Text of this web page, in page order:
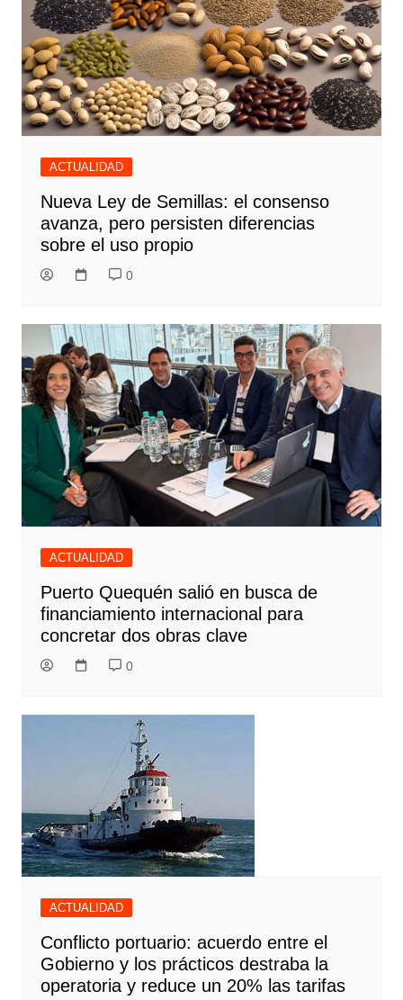
ACTUALIDAD
Nueva Ley de Semillas: el consenso
avanza, pero persisten diferencias
sobre el uso propio
0
ACTUALIDAD
Puerto Quequén salió en busca de
financiamiento internacional para
concretar dos obras clave
0
ACTUALIDAD
Conflicto portuario: acuerdo entre el
Gobierno y los prácticos destraba la
operatoria y reduce un 20% las tarifas